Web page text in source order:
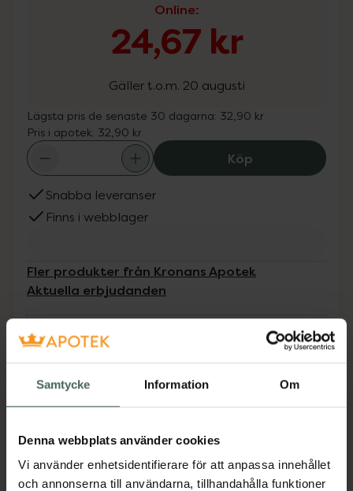
Samtycke Information Om
Denna webbplats använder cookies
Vi använder enhetsidentifierare för att anpassa innehållet
och annonserna till användarna, tillhandahålla funktioner
Online:
24,67 kr
Gäller t.o.m. 20 augusti
Lägsta pris de senaste 30 dagarna: 32,90 kr
Pris i apotek: 32,90 kr
KöpKronans
Snabba leveranser
Finns i webblager
Fler produkter från Kronans Apotek
Aktuella erbjudanden
Beskrivning Dölj
• Mjuk tandborste med skonsamma strån
• Strån i två längder för effektiv rengöring
• Rengör tänder och tandkött utan irritation
• Passar både vuxna och barn (beroende på
storlek)